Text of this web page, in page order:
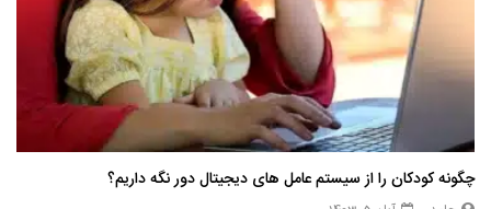
چگونه کودکان را از سیستم عامل های دیجیتال دور نگه داریم؟